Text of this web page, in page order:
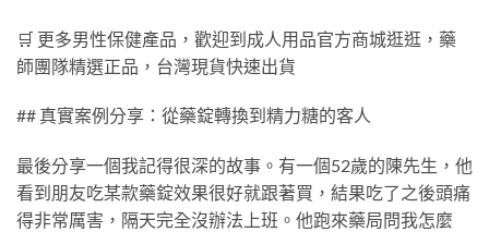
🛒 更多男性保健產品，歡迎到成人用品官方商城逛逛，藥
師團隊精選正品，台灣現貨快速出貨
## 真實案例分享：從藥錠轉換到精力糖的客人
最後分享一個我記得很深的故事。有一個52歲的陳先生，他
看到朋友吃某款藥錠效果很好就跟著買，結果吃了之後頭痛
得非常厲害，隔天完全沒辦法上班。他跑來藥局問我怎麼